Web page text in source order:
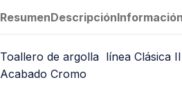
ResumenDescripción
Toallero de argolla línea Clásica II
Acabado Cromo